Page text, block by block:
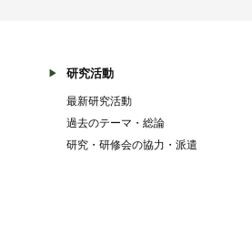
研究活動
最新研究活動
過去のテーマ・総論
研究・研修会の協力・派遣